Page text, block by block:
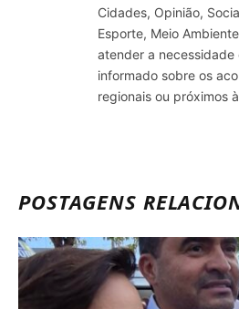
Cidades, Opinião,
Esporte, Meio
atender a
informado sobre os
regionais ou próximos
POSTAGENS